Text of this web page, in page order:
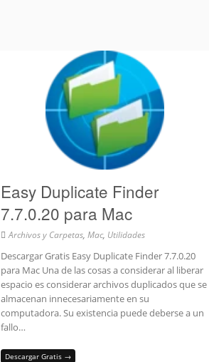
Easy Duplicate Finder
7.7.0.20 para Mac
Archivos y Carpetas, Mac, Utilidades
Descargar Gratis Easy Duplicate Finder 7.7.0.20
para Mac Una de las cosas a considerar al liberar
espacio es considerar archivos duplicados que se
almacenan innecesariamente en su
computadora. Su existencia puede deberse a un
fallo…
Descargar Gratis →